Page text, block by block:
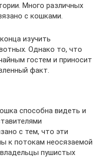
Много различных
с кошками.
изучить
Однако то, что
гостем и приносит
факт.
способна видеть и
с тем, что эти
к потокам неосязаемой
пушистых